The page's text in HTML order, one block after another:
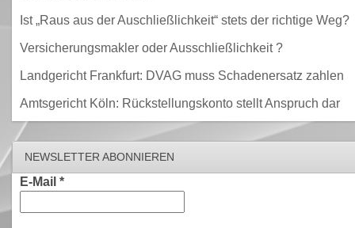
Ist „Raus aus der Auschließlichkeit“ stets der richtige Weg?
Versicherungsmakler oder Ausschließlichkeit ?
Landgericht Frankfurt: DVAG muss Schadenersatz zahlen
Amtsgericht Köln: Rückstellungskonto stellt Anspruch dar
NEWSLETTER ABONNIEREN
E-Mail *